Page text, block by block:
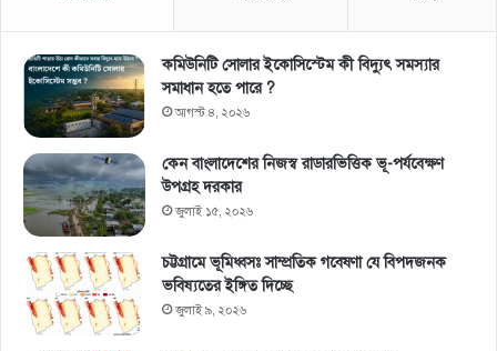
কমিউনিটি সোলার ইকোসিস্টেম কী বিদ্যুৎ সমস্যার
সমাধান হতে পারে ?
আগস্ট ৪, ২০২৬
কেন বাংলাদেশের নিজস্ব রাডারভিত্তিক ভূ-পর্যবেক্ষণ
উপগ্রহ দরকার
জুলাই ১৫, ২০২৬
চট্টগ্রামে ভূমিধ্বসঃ সাম্প্রতিক গবেষণা যে বিপদজনক
ভবিষ্যতের ইঙ্গিত দিচ্ছে
জুলাই ৯, ২০২৬